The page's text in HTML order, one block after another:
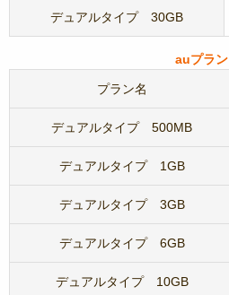
デュアルタイプ 30GB
auプラン
プラン名
デュアルタイプ 500MB
デュアルタイプ 1GB
デュアルタイプ 3GB
デュアルタイプ 6GB
デュアルタイプ 10GB